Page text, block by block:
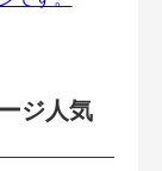
ジ人気